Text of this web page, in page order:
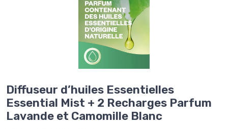
Diffuseur d’huiles Essentielles
Essential Mist + 2 Recharges Parfum
Lavande et Camomille Blanc